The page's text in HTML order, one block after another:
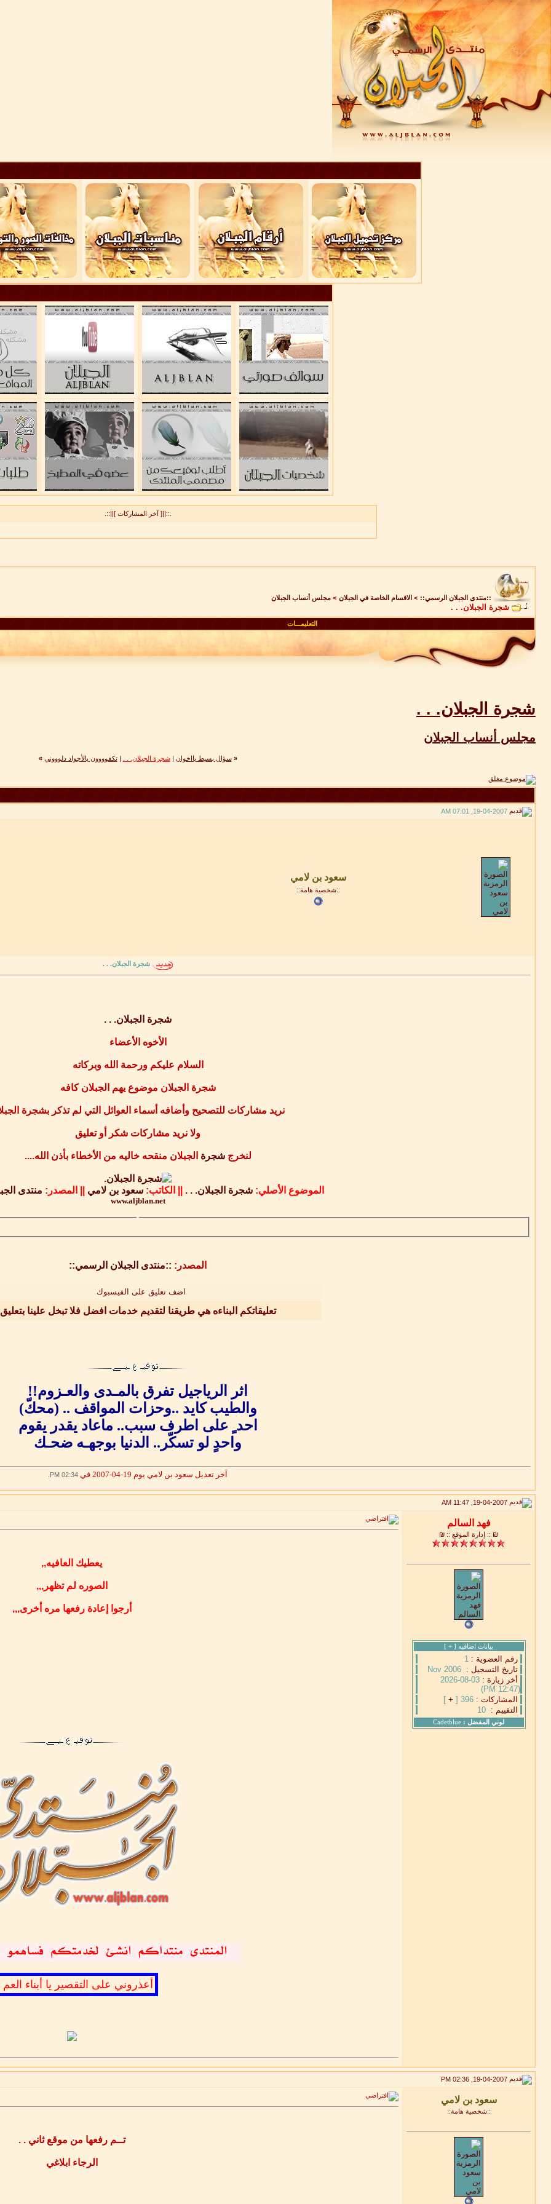
.::||[ آخر المشاركات ]||::.
::منتدى الجبلان الرسمي:: > الاقسام الخاصة في الجبلان > مجلس أنساب الجبلان
شجرة الجبلان. . .
التعليمـــات
شجرة الجبلان. . .
مجلس أنساب الجبلان
« سؤال بسيط يااخوان |شجرة الجبلان. . . |تكفوووون يالأجواد دلوووني »
19-04-2007, 07:01 AM
::شخصية هامة::
شجرة الجبلان. . .
شجرة الجبلان. . .
الأخوه الأعضاء
السلام عليكم ورحمة الله وبركاته
شجرة الجبلان موضوع يهم الجبلان كافه
نريد مشاركات للتصحيح وأضافه أسماء العوائل التي لم تذكر بشجرة
ولا نريد مشاركات شكر أو تعليق
لنخرجشجرة الجبلان منقحه خاليه من الأخطاء بأذن الله....
الموضوع الأصلي:شجرة الجبلان. . . الكاتب:سعود بن لامي المصدر: منتدى
www.aljblan.net
المصدر: ::منتدى الجبلان الرسمي::
اضف تعليق على الفيسبوك
تعليقاتكم البناءه هي طريقنا لتقديم خدمات افضل فلا تبخل علينا بتعليق
اثر الرياجيل تفرق بالمـدى والعـزوم!!
والطيب كايد ..وحزات المواقف .. (محكّ)
احد ٍ على اطرف سبب.. ماعاد يقدر يقوم
واحدٍ لو تسكّر.. الدنيا بوجهـه ضحـك
آخر تعديل سعود بن لامي يوم 19-04-2007 في 02:34 PM
.
₪ :: إدارة الموقع :: ₪
بيانات اضافيه [ +
]
رقم العضوية : 1
تاريخ التسجيل :Nov 2006
أخر زيارة :
03-08-2026
(12:47 PM)
المشاركات : 396 [
+
]
التقييم :10
لوني المفضل : Cadetblue
يعطيك العافيه,,
الصوره لم تظهر,,,
أرجوا إعادة رفعها مره أخرى,,,
أعذروني على التقصير يا أبناء
::شخصية هامة::
تــم رفعها من موقع ثاني . .
الرجاء ابلاغي